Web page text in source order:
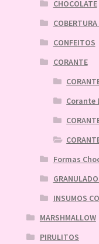
CHOCOLATE
CONFEITOS
CORANTE
Corante
Formas
INSUMOS
MARSHMALLOW
PIRULITOS